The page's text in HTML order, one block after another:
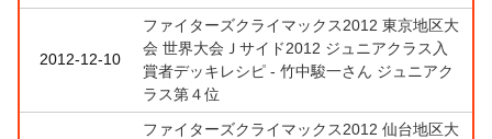
2012-12-10
ファイターズクライマックス2012 東京地区大
会 世界大会Ｊサイド2012 ジュニアクラス入
賞者デッキレシピ - 竹中駿一さん ジュニアク
ラス第４位
ファイターズクライマックス2012 仙台地区大